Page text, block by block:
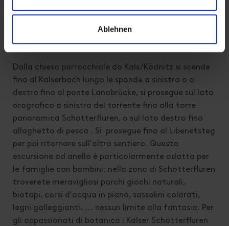
Ablehnen
Descrizione
Dalla chiesa parrocchiale do Kals/Ködnitz si scende
fino al Kalserbach lungo le sponde a sinistra o a
destra fino al ponte Lanabrücke, si prosegue sul lato
orografico a sinistra del torrente fino alla torre
panoramica Schotterfluren, o sul lato destro fino
allaghetto di pesca . Si prosegue fino al Libenetsteg
per poi ritornare sull'altro sentiero. Questa
escursione ad anello è particolarmente adatta per
le famiglie con bambini: nella zona di Schotterfluren
troverete meravigliosi parchi giochi naturali,
biotopi, corsi d'acqua in piano, sassolini colorati,
legni galleggianti, ... nessun limite alla fantasia. Per
gli appassionati di botanica i Kalser Schotterfluren